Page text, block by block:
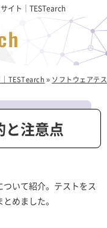
イト｜TESTearch
TESTearch » ソフトウェアテ
と注意点
いて紹介。テストをス
めました。